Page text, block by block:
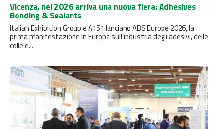
Vicenza, nel 2026 arriva una nuova fiera: Adhesives
Bonding & Sealants
Italian Exhibition Group e A151 lanciano ABS Europe 2026, la
prima manifestazione in Europa sull’industria degli adesivi, delle
colle e...